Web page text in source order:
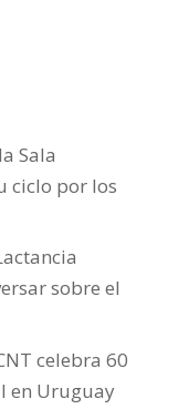
Sala
ciclo por los
sobre el
celebra 60
en Uruguay